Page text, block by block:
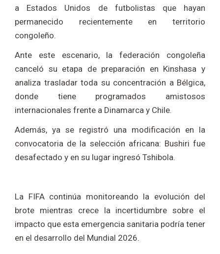
a Estados Unidos de futbolistas que hayan
permanecido recientemente en territorio
congoleño.
Ante este escenario, la federación congoleña
canceló su etapa de preparación en Kinshasa y
analiza trasladar toda su concentración a Bélgica,
donde tiene programados amistosos
internacionales frente a Dinamarca y Chile.
Además, ya se registró una modificación en la
convocatoria de la selección africana: Bushiri fue
desafectado y en su lugar ingresó Tshibola.
La FIFA continúa monitoreando la evolución del
brote mientras crece la incertidumbre sobre el
impacto que esta emergencia sanitaria podría tener
en el desarrollo del Mundial 2026.